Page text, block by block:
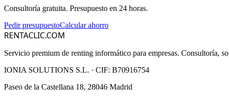
Consultoría gratuita. Presupuesto en 24 horas.
Pedir presupuestoCalcular ahorro
RENTACLIC.COM
Servicio premium de renting informático para empresas. Consultoría,
IONIA SOLUTIONS S.L. · CIF: B70916754
Paseo de la Castellana 18, 28046 Madrid